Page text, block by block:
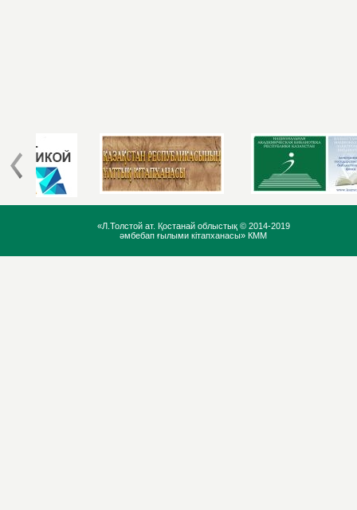
«Л.Толстой ат. Қостанай облыстық © 2014-2019
әмбебап ғылыми кітапханасы» КММ